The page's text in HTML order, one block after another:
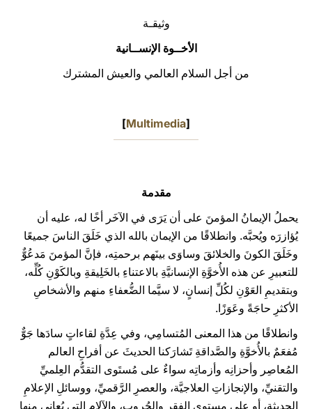
وثيقـة
الأخــوة الإنســانية
من أجل السلام العالمي والعيش المشترك
[
Multimedia
]
مقدمة
يحملُ الإيمانُ المؤمنَ على أن يَرَى في الآخَر أخًا له، عليه أن
يُؤازرَه ويُحبَّه. وانطلاقًا من الإيمان بالله الذي خَلَقَ الناسَ جميعًا
وخَلَقَ الكونَ والخلائقَ وساوَى بينَهم برحمتِه، فإنَّ المؤمنَ مَدعُوٌّ
للتعبيرِ عن هذه الأُخوَّةِ الإنسانيَّةِ بالاعتناءِ بالخَلِيقةِ وبالكَوْنِ كُلِّه،
وبتقديمِ العَوْنِ لكُلِّ إنسانٍ، لا سيَّما الضُّعفاءِ منهم والأشخاصِ
الأكثرِ حاجَةً وعَوَزًا.
وانطلاقًا من هذا المعنى المُتسامِي، وفي عِدَّةِ لقاءاتٍ سادَها جَوٌّ
مُفعَمٌ بالأُخوَّةِ والصَّداقةِ تَشارَكنا الحديثَ عن أفراحِ العالم
المُعاصِر وأحزانِه وأزماتِه سواءٌ على مُستَوى التقدُّم العِلميِّ
والتقنيِّ، والإنجازاتِ العلاجيَّة، والعصرِ الرَّقميِّ، ووسائلِ الإعلامِ
الحديثةِ، أو على مستوى الفقرِ والحُروبِ، والآلامِ التي يُعاني منها